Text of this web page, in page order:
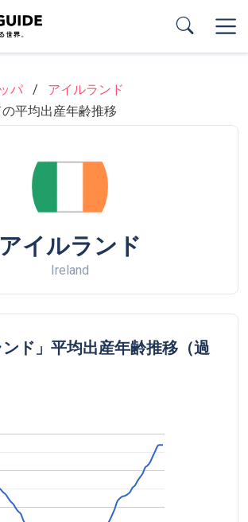
パ
アイルランド
平均出産年齢推移
アイルランド
Ireland
ンド」平均出産年齢推移（過